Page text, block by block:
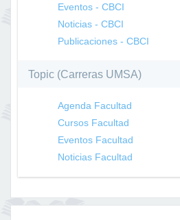
Eventos - CBCI
Noticias - CBCI
Publicaciones - CBCI
Topic (Carreras UMSA)
Agenda Facultad
Cursos Facultad
Eventos Facultad
Noticias Facultad